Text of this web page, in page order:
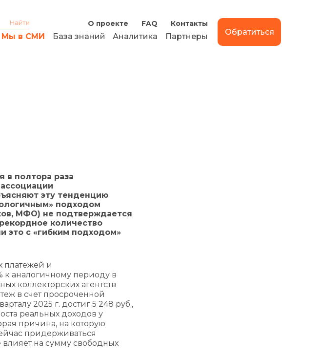
О проекте FAQ Контакты
Мы в СМИ База знаний Аналитика Партнеры Обратиться
в полтора раза
эту тенденцию
подходом
МФО) не подтверждается
количество
это с «гибким подходом»
платежей и
к аналогичному периоду в
коллекторских агентств
в счет просроченной
2025 г. достиг 5 248 руб.,
реальных доходов у
причина, на которую
придерживаться
влияет на сумму ‎свободных